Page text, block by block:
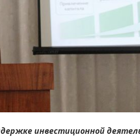
инвестиционной